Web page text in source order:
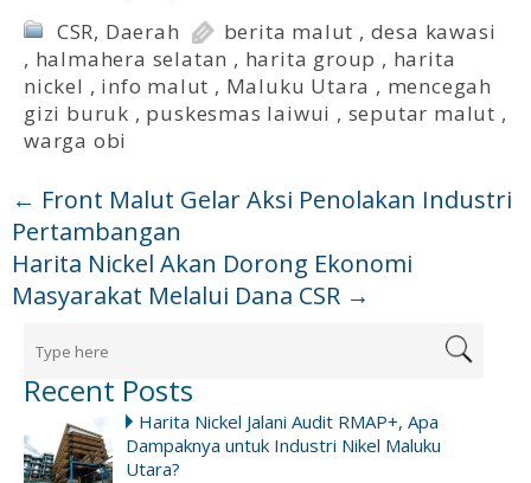
CSR, Daerah berita malut , desa kawasi
, halmahera selatan , harita group , harita
nickel , info malut , Maluku Utara , mencegah
gizi buruk , puskesmas laiwui , seputar malut ,
warga obi
← Front Malut Gelar Aksi Penolakan Industri
Pertambangan
Harita Nickel Akan Dorong Ekonomi
Masyarakat Melalui Dana CSR →
Recent Posts
Harita Nickel Jalani Audit RMAP+, Apa
Dampaknya untuk Industri Nikel Maluku
Utara?